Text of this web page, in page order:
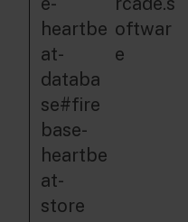
heartbe
at-
databa
se#fire
base-
heartbe
at-
store
oftwar
e